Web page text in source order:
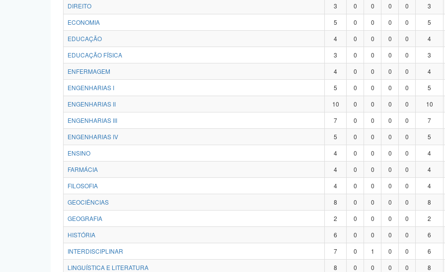
DIREITO
3 0 0 0 0 3
ECONOMIA
5 0 0 0 0 5
EDUCAÇÃO
4 0 0 0 0 4
EDUCAÇÃO FÍSICA
3 0 0 0 0 3
ENFERMAGEM
4 0 0 0 0 4
ENGENHARIAS I
5 0 0 0 0 5
ENGENHARIAS II
10 0 0 0 0 10
ENGENHARIAS III
7 0 0 0 0 7
ENGENHARIAS IV
5 0 0 0 0 5
ENSINO
4 0 0 0 0 4
FARMÁCIA
4 0 0 0 0 4
FILOSOFIA
4 0 0 0 0 4
GEOCIÊNCIAS
8 0 0 0 0 8
GEOGRAFIA
2 0 0 0 0 2
HISTÓRIA
6 0 0 0 0 6
INTERDISCIPLINAR
7 0 1 0 0 6
LINGUÍSTICA E LITERATURA
8 0 0 0 0 8